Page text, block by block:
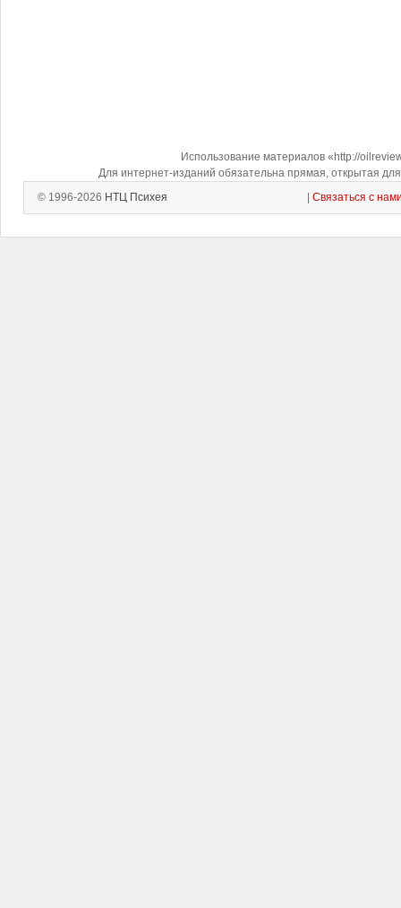
Использование материалов «http://
Для интернет-изданий обязательна прямая, открытая
© 1996-2026 НТЦ Психея Связаться с